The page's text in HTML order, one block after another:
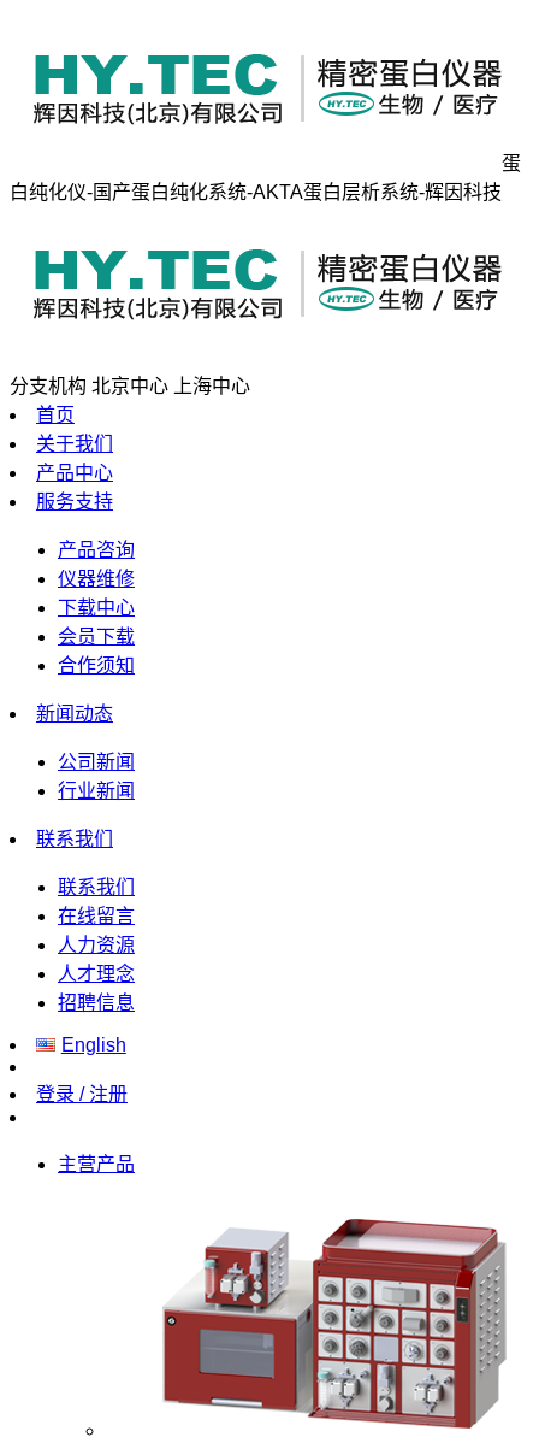
蛋
白纯化仪-国产蛋白纯化系统-AKTA蛋白层析系统-辉因科技
分支机构 北京中心
上海中心
首页
关于我们
产品中心
服务支持
产品咨询
仪器维修
下载中心
会员下载
合作须知
新闻动态
公司新闻
行业新闻
联系我们
联系我们
在线留言
人力资源
人才理念
招聘信息
English
登录 / 注册
主营产品